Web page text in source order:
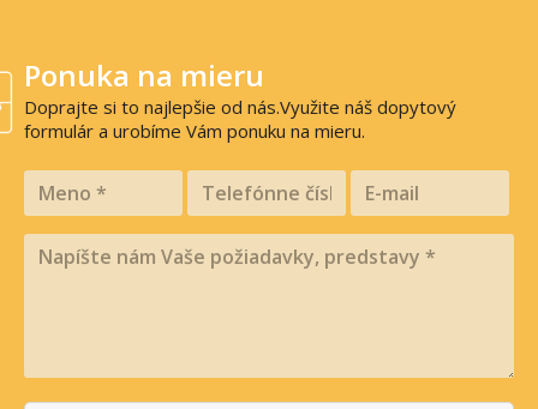
Ponuka na mieru
Doprajte si to najlepšie od nás.Využite náš dopytový
formulár a urobíme Vám ponuku na mieru.